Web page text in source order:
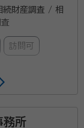
財産調査 / 相
訪問可
岡県行政書士会く
務所